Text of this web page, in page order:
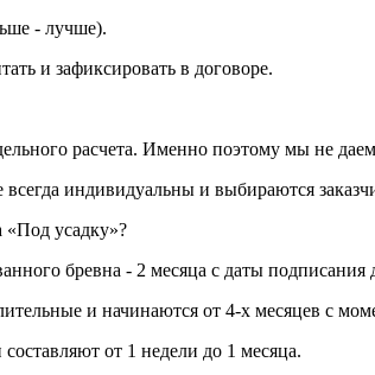
- лучше).
и зафиксировать в договоре.
расчета. Именно поэтому мы не
индивидуальны и выбираются
«Под усадку»?
бревна - 2 месяца с даты подписания
и начинаются от 4-х месяцев с
от 1 недели до 1 месяца.